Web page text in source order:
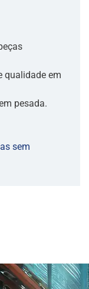
qualidade em
pesada.
sem